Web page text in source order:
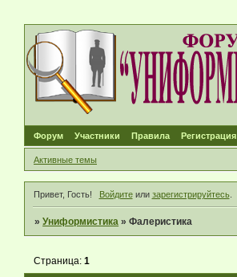
Форум Участники Правила Регистрация
Активные темы
Привет, Гость! Войдитеили зарегистрируйтесь.
»Униформистика »Фалеристика
Страница:1